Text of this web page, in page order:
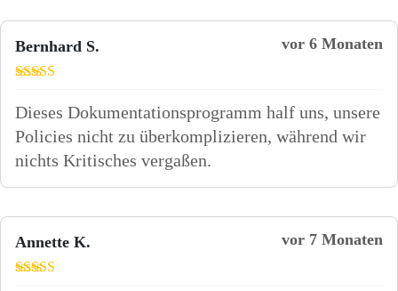
Bernhard S.
mit
von
5
vor 6 Monaten
Dieses Dokumentationsprogramm half uns, unsere
Policies nicht zu überkomplizieren, während wir
nichts Kritisches vergaßen.
Annette K. vor 7 Monaten